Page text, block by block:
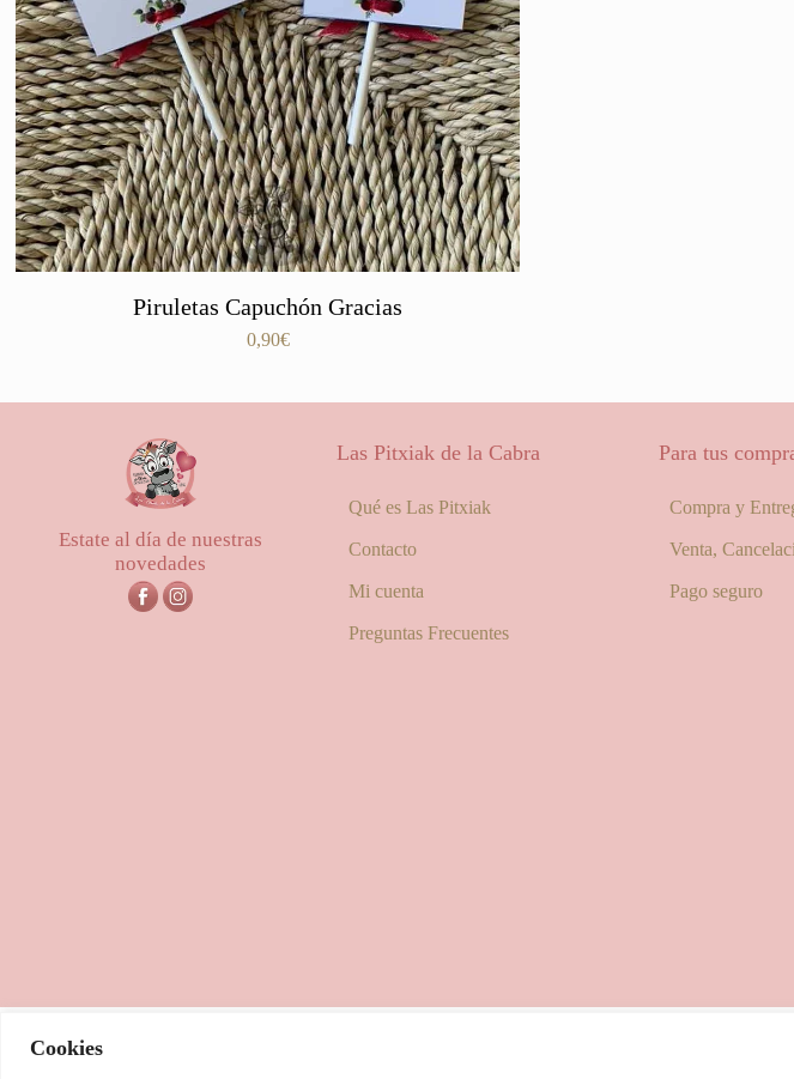
Cookies
Piruletas Capuchón Gracias
0,90€
Estate al día de nuestras
novedades
Las Pitxiak de la Cabra
Qué es Las Pitxiak
Contacto
Mi cuenta
Preguntas Frecuentes
Para tus
Compra y
Venta,
Pago seguro